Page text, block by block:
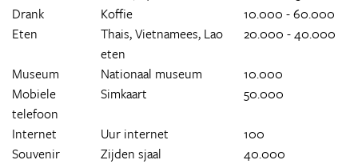
Drank
Koffie
10.000 - 60.000
Eten
Thais, Vietnamees, Lao
eten
20.000 - 40.000
Museum Nationaal museum
10.000
Mobiele
telefoon
Simkaart 50.000
Internet Uur internet
100
Souvenir
Zijden sjaal 40.000